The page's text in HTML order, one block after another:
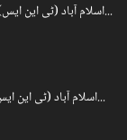
اسلام آباد (ٹی این ایس) پولیس نے مختلف علاقوں میں سرچ...
اسلام آباد (ٹی این ایس) سنگین جرائم میں ملوث 17 جرائم...